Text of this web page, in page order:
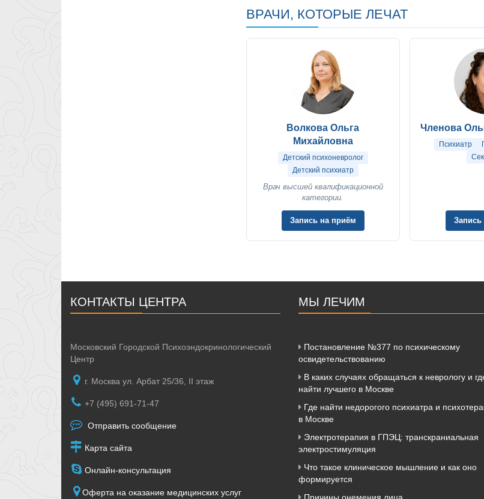
ВРАЧИ, КОТОРЫЕ ЛЕЧАТ
Волкова Ольга
Михайловна
Детский психоневролог
Детский психиатр
Врач высшей квалификационной
категории.
Запись на приём
Членова
Психиатр
Запись
КОНТАКТЫ ЦЕНТРА
Московский Городской Психоэндокринологический
Центр
г. Москва ул. Арбат 25/36, II этаж
+7 (495) 691-71-47
Отправить сообщение
Карта сайта
Онлайн-консультация
Оферта на оказание медицинских услуг
МЫ ЛЕЧИМ
Постановление №377 по психическому
освидетельствованию
В каких случаях обращаться к неврологу и
найти лучшего в Москве
Где найти недорогого психиатра и
в Москве
Электротерапия в ГПЭЦ: транскраниальная
электростимуляция
Что такое клиническое мышление и как оно
формируется